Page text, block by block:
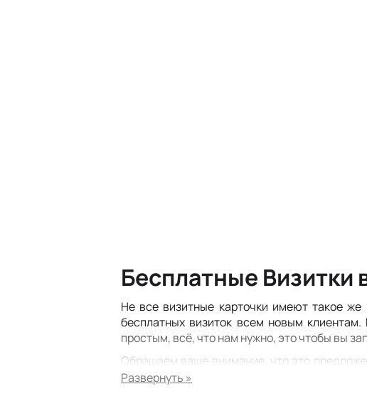
Бесплатные Визитки
Не все визитные карточки имеют такое
бесплатных визиток всем новым
простым, всё, что нам нужно, это чтобы вы
Обращаем ваше внимание, что это
вам нужны несколько позиций со скидкой